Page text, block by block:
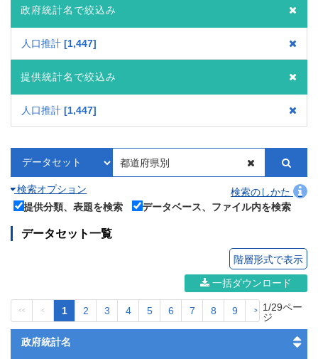
政府統計名で絞込み
人口推計 1,447
提供統計名で絞込み
人口推計 1,447
検索オプション
検索のしかた
提供分類、表題を検索
データベース、ファイル内を検索
データセット一覧
階層形式で表示
一括ダウンロード
<< < 1 2 3 4 5 6 7 8 9 > >>
1/29ペー
ジ
政府統計名